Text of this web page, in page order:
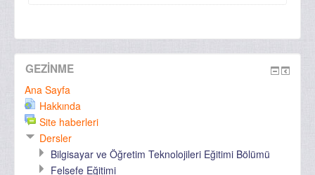
GEZINME
Ana Sayfa
Hakkında
Site haberleri
Dersler
Bilgisayar ve Öğretim Teknolojileri Eğitimi Bölümü
Felsefe Eğitimi